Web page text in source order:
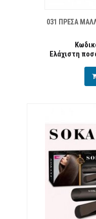
031 ΠΡΕΣΑ
Ελάχιστη